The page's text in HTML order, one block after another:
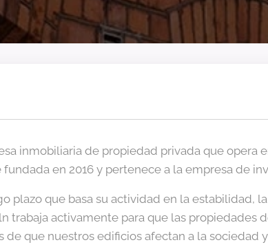
inmobiliaria de propiedad privada que opera
en 2016 y pertenece a la empresa de
plazo que basa su actividad en la estabilidad,
trabaja activamente para que las propiedades
de que nuestros edificios afectan a la